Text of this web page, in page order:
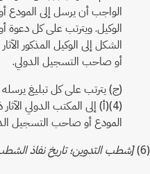
الواجب أن يرسل إلى المودع
الوكيل. ويترتب على كل دعوة
الشكل إلى الوكيل المذكور
أو صاحب التسجيل الدولي.
(ج) يترتب على كل تبليغ يرسله
(4)(أ) إلى المكتب الدولي
المودع أو صاحب التسجيل
(6)
[شطب التدوين؛ تاريخ نفاذ